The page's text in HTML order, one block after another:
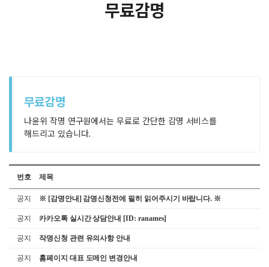
무료감명
무료감명
나윤위 작명 연구원에서는 무료로 간단한 감명 서비스를
해드리고 있습니다.
번호 제목
공지 ※ [감명안내] 감명신청전에 필히 읽어주시기 바랍니다. ※
공지 카카오톡 실시간 상담안내 [ID: ranames]
공지 작명신청 관련 유의사항 안내
공지 홈페이지 대표 도메인 변경안내